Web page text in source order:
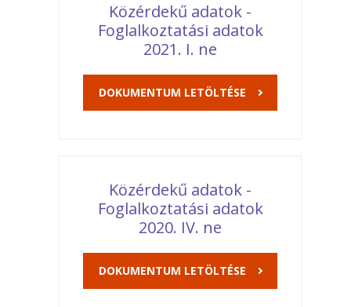
Közérdekű adatok -
Foglalkoztatási adatok
2021. I. ne
DOKUMENTUM LETÖLTÉSE
Közérdekű adatok -
Foglalkoztatási adatok
2020. IV. ne
DOKUMENTUM LETÖLTÉSE